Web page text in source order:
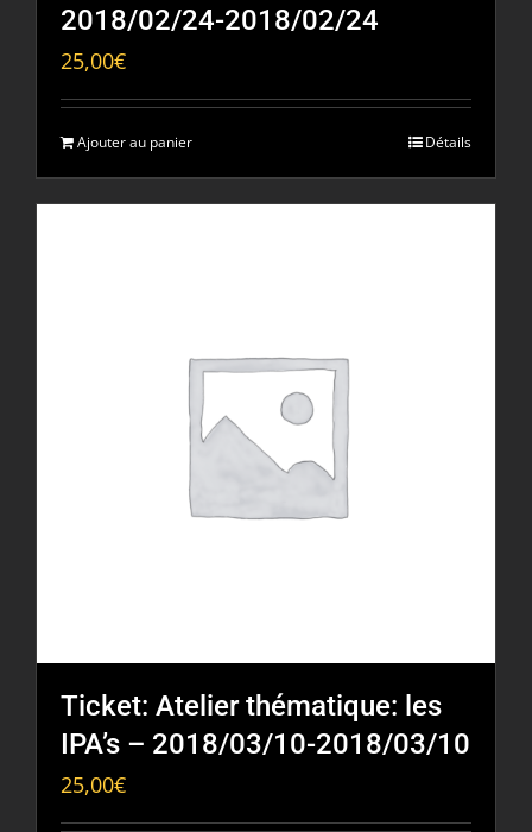
2018/02/24-2018/02/24
25,00€
Ajouter au panier Détails
Ticket: Atelier thématique: les
IPA’s – 2018/03/10-2018/03/10
25,00€